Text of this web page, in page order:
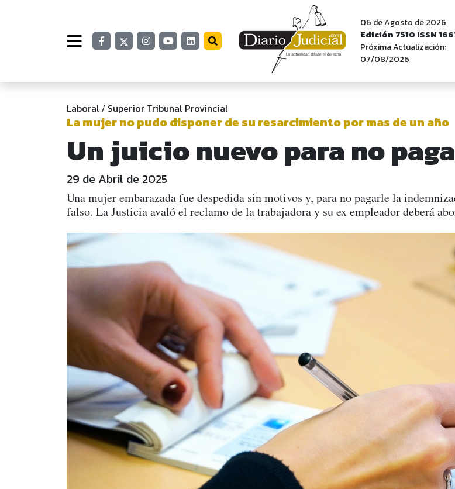
06 de Agosto de 2026
Edición 7510 ISSN
Próxima Actualización:
07/08/2026
Laboral/ Superior Tribunal Provincial
La mujer no pudo disponer de su resarcimiento por mas de un año
Un juicio nuevo para no
29 de Abril de 2025
Una mujer embarazada fue despedida sin motivos y, para no pagarle la
falso. La Justicia avaló el reclamo de la trabajadora y su ex empleador deberá